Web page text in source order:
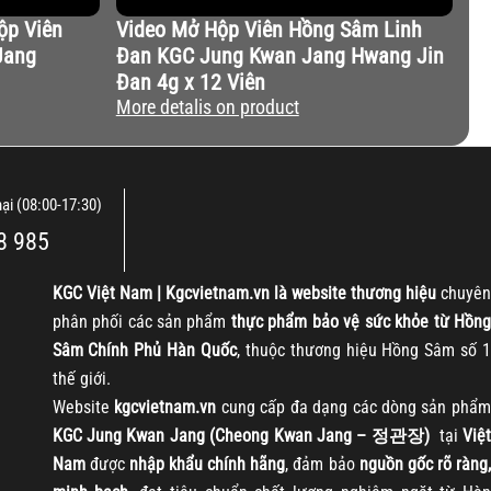
Viên
Video Mở Hộp Viên Hồng Sâm Linh
Đan KGC Jung Kwan Jang Hwang Jin
Đan 4g x 12 Viên
More detalis on product
(08:00-17:30)
985
KGC Việt Nam | Kgcvietnam.vn là website thương hiệu chuyên
phân phối các sản phẩm thực phẩm bảo vệ sức khỏe từ Hồng
Sâm Chính Phủ Hàn Quốc, thuộc thương hiệu Hồng Sâm số 1
thế giới.
Website kgcvietnam.vn cung cấp đa dạng các dòng sản phẩm
KGC Jung Kwan Jang (Cheong Kwan Jang – 정관장)tại Việt
Namđược nhập khẩu chính hãng, đảm bảo nguồn gốc rõ ràng,